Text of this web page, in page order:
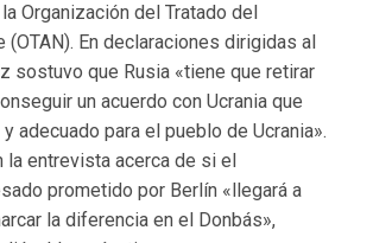
Organización del Tratado del
(OTAN). En declaraciones dirigidas al
sostuvo que Rusia «tiene que retirar
un acuerdo con Ucrania que
adecuado para el pueblo de Ucrania».
la entrevista acerca de si el
prometido por Berlín «llegará a
la diferencia en el Donbás»,